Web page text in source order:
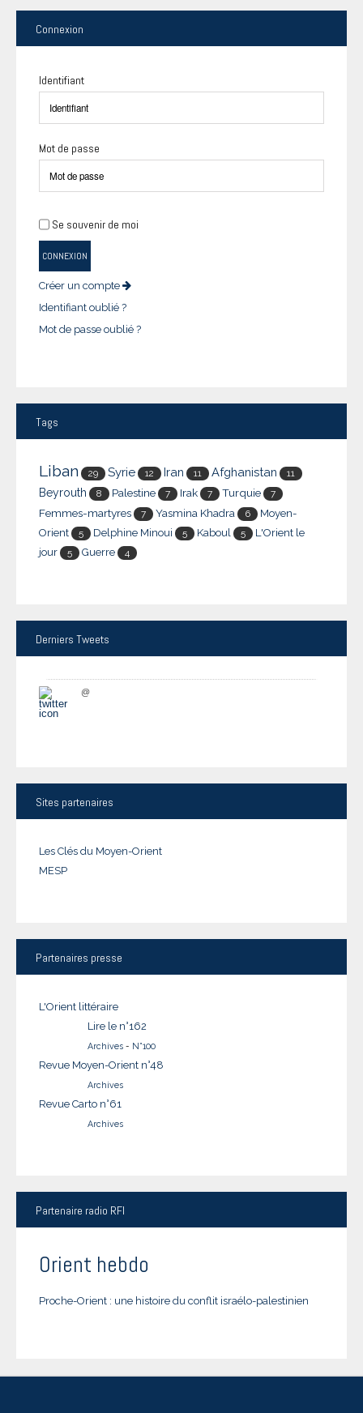
Connexion
Identifiant
Mot de passe
Se souvenir de moi
CONNEXION
Créer un compte
Identifiant oublié ?
Mot de passe oublié ?
Tags
Liban 29 Syrie 12 Iran 11 Afghanistan 11
Beyrouth 8 Palestine 7 Irak 7 Turquie 7
Femmes-martyres 7 Yasmina Khadra 6
Moyen-
Orient
5 Delphine Minoui 5 Kaboul 5
L'Orient le
jour
5 Guerre 4
Derniers Tweets
@
Sites partenaires
Les Clés du Moyen-Orient
MESP
Partenaires presse
L'Orient littéraire
Lire le n°162
Archives - N°100
Revue Moyen-Orient n°48
Archives
Revue Carto n°61
Archives
Partenaire radio RFI
Orient hebdo
Proche-Orient : une histoire du conflit israélo-palestinien